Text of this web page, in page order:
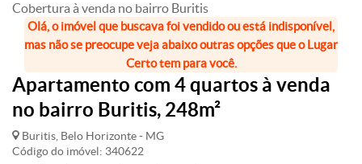
Cobertura à venda no bairro Buritis
Olá, o imóvel que buscava foi vendido ou está indisponível,
mas não se preocupe veja abaixo outras opções que o Lugar
Certo tem para você.
Apartamento com 4 quartos à venda
no bairro Buritis, 248m²
Buritis, Belo Horizonte - MG
Código do imóvel: 340622